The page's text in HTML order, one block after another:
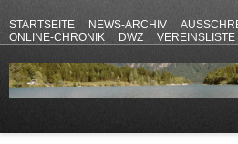
STARTSEITE NEWS-ARCHIV
ONLINE-CHRONIK
DWZ VEREINSLISTE